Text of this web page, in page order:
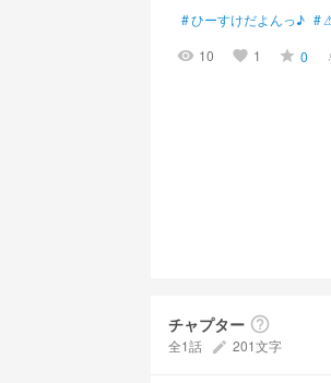
#ひーすけだよんっ♪ #
visibility 10 favorite 1 grade 0
チャプター help_outline
全1話 create 201文字